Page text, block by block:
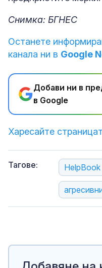
Снимка: БГНЕС
Останете
канала ни в Google
Добави ни в
в Google
Харесайте
Тагове: HelpBook